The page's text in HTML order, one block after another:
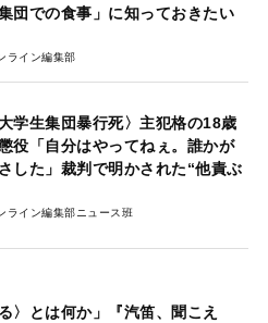
団での食事」に知っておきたい
ライン編集部
大学生集団暴行死〉主犯格の18歳
役「自分はやってねぇ。誰かが
した」裁判で明かされた“他責ぶ
ライン編集部ニュース班
る〉とは何か」『汽笛、聞こえ